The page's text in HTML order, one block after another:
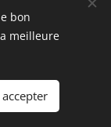
2026 Cookies
bon
meilleure